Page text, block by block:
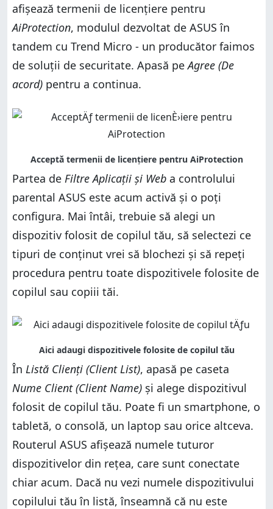
afișează termenii de licențiere pentru
AiProtection, modulul dezvoltat de ASUS în
tandem cu Trend Micro - un producător faimos
de soluții de securitate. Apasă peAgree (De
acord) pentru a continua.
Partea de Filtre Aplicații și Web a controlului
parental ASUS este acum activă și o poți
configura. Mai întâi, trebuie să alegi un
dispozitiv folosit de copilul tău, să selectezi ce
tipuri de conținut vrei să blochezi și să repeți
procedura pentru toate dispozitivele folosite de
copilul sau copiii tăi.
În Listă Clienți (Client List), apasă pe caseta
Nume Client (Client Name) și alege dispozitivul
folosit de copilul tău. Poate fi un smartphone, o
tabletă, o consolă, un laptop sau orice altceva.
Routerul ASUS afișează numele tuturor
dispozitivelor din rețea, care sunt conectate
chiar acum. Dacă nu vezi numele dispozitivului
copilului tău în listă, înseamnă că nu este